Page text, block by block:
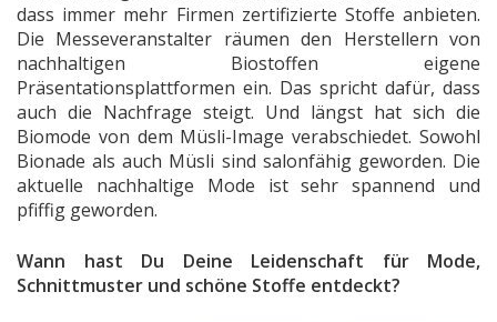
dass immer mehr Firmen zertifizierte Stoffe anbieten.
Die Messeveranstalter räumen den Herstellern von
nachhaltigen Biostoffen eigene
Präsentationsplattformen ein. Das spricht dafür, dass
auch die Nachfrage steigt. Und längst hat sich die
Biomode von dem Müsli-Image verabschiedet. Sowohl
Bionade als auch Müsli sind salonfähig geworden. Die
aktuelle nachhaltige Mode ist sehr spannend und
pfiffig geworden.
Wann hast Du Deine Leidenschaft für Mode,
Schnittmuster und schöne Stoffe entdeckt?